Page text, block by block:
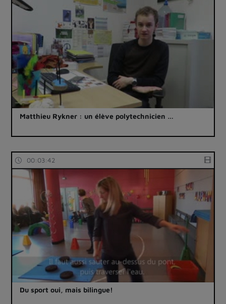
Matthieu Rykner : un élève polytechnicien …
00:03:42
Du sport oui, mais bilingue!